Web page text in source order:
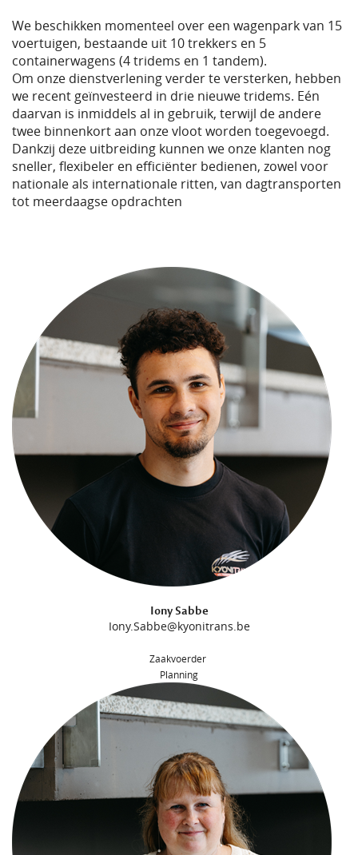
We beschikken momenteel over een wagenpark van 15
voertuigen, bestaande uit 10 trekkers en 5
containerwagens (4 tridems en 1 tandem).
Om onze dienstverlening verder te versterken, hebben
we recent geïnvesteerd in drie nieuwe tridems. Eén
daarvan is inmiddels al in gebruik, terwijl de andere
twee binnenkort aan onze vloot worden toegevoegd.
Dankzij deze uitbreiding kunnen we onze klanten nog
sneller, flexibeler en efficiënter bedienen, zowel voor
nationale als internationale ritten, van dagtransporten
tot meerdaagse opdrachten
Iony Sabbe
Iony.Sabbe@kyonitrans.be
Zaakvoerder
Planning